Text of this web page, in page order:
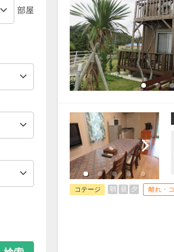
部屋
コテージ 朝 昼 夕 離れ・